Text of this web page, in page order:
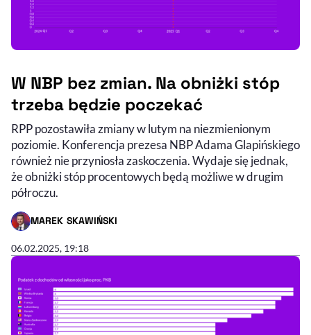
W NBP bez zmian. Na obniżki stóp
trzeba będzie poczekać
RPP pozostawiła zmiany w lutym na niezmienionym
poziomie. Konferencja prezesa NBP Adama Glapińskiego
również nie przyniosła zaskoczenia. Wydaje się jednak,
że obniżki stóp procentowych będą możliwe w drugim
półroczu.
MAREK SKAWIŃSKI
- AUTOR ARTYKUŁU - PROFIL
06.02.2025, 19:18